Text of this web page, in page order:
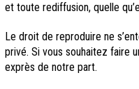
et toute rediffusion, quelle
Le droit de reproduire ne
privé. Si vous souhaitez faire
exprès de notre part.